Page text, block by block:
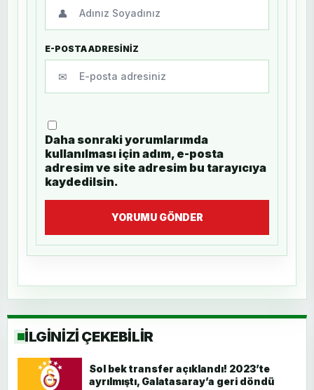
👤
E-POSTA ADRESİNİZ
✉
Daha sonraki yorumlarımda
kullanılması için adım, e-posta
adresim ve site adresim bu tarayıcıya
kaydedilsin.
YORUMU GÖNDER
İLGİNİZİ ÇEKEBİLİR
Sol bek transfer açıklandı! 2023’te
ayrılmıştı, Galatasaray’a geri döndü